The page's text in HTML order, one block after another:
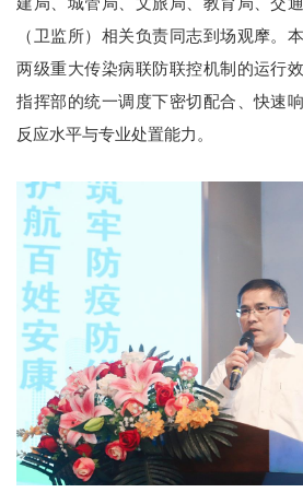
（卫监所）相关负责同志到场观摩。
两级重大传染病联防联控机制的运行
指挥部的统一调度下密切配合、快速
反应水平与专业处置能力。